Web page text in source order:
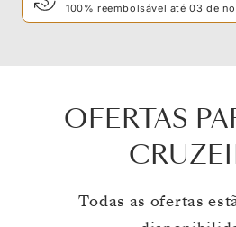
100% reembolsável até 03 de
OFERTAS
Todas as ofertas